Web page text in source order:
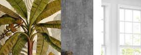
lackfinish kan rengöras med vatten.
Sömlös applikation